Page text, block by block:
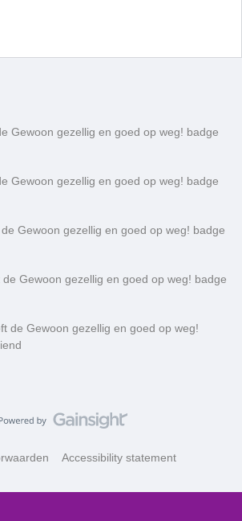
Gewoon gezellig en goed op weg! badge
Gewoon gezellig en goed op weg! badge
Gewoon gezellig en goed op weg! badge
de Gewoon gezellig en goed op weg! badge
de Gewoon gezellig en goed op weg!
Accessibility statement